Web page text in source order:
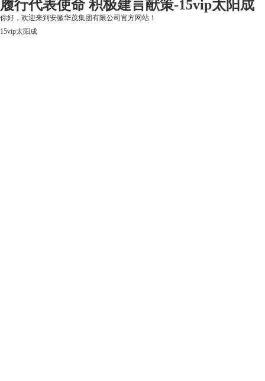
履行代表使命 积极建言献策-15vip太阳成
你好，欢迎来到安徽华茂集团有限公司官方网站！
15vip太阳成